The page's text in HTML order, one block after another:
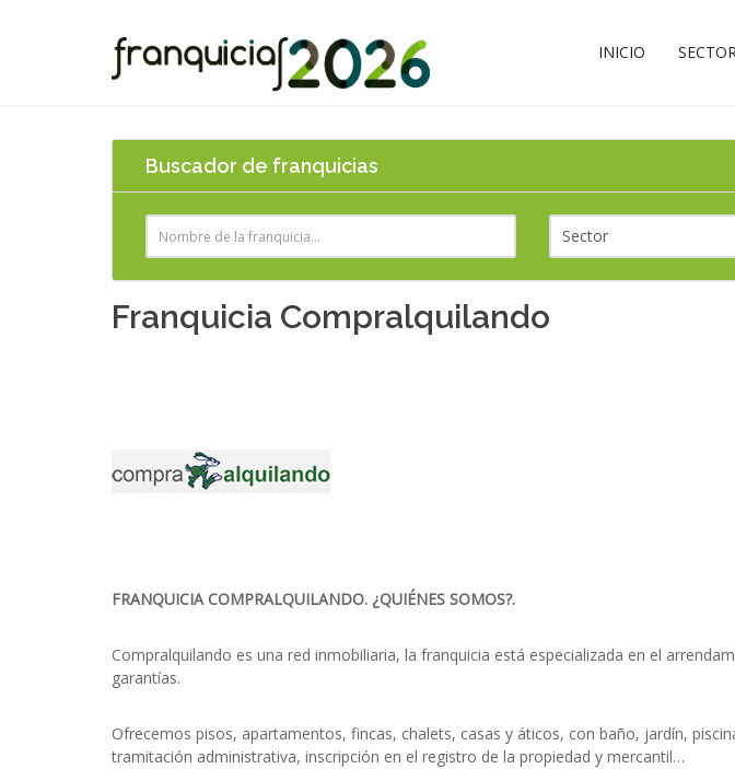
INICIO
Buscador de franquicias
Franquicia Compralquilando
FRANQUICIA COMPRALQUILANDO. ¿QUIÉNES SOMOS?.
Compralquilando es una red inmobiliaria, la franquicia está especializada en el
garantías.
Ofrecemos pisos, apartamentos, fincas, chalets, casas y áticos, con baño, jardín,
tramitación administrativa, inscripción en el registro de la propiedad y mercantil…